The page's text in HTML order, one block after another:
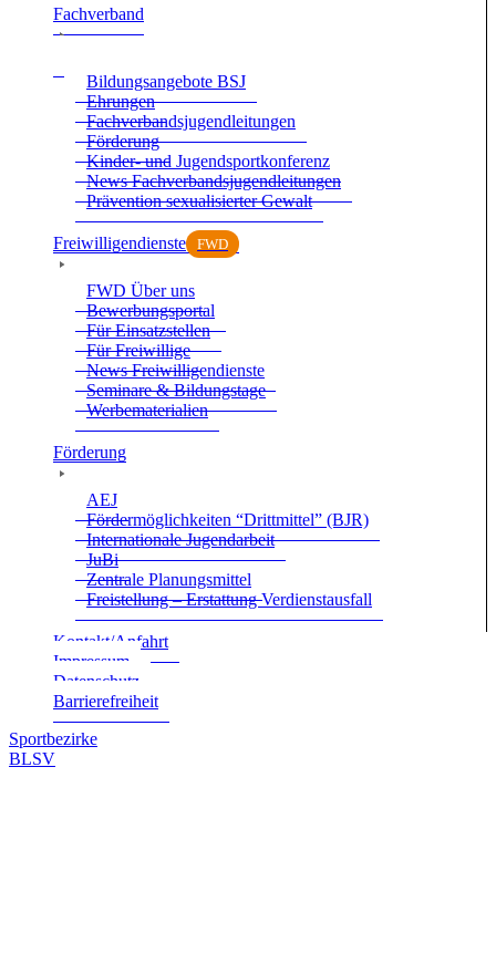
Fach­ver­band
Bil­dungs­an­ge­bote BSJ
Ehrun­gen
Fach­ver­bands­ju­gend­lei­tun­gen
För­de­rung
Kin­der- und Jugend­sport­kon­fe­renz
News Fach­ver­bands­ju­gend­lei­tun­gen
Prä­ven­tion sexua­li­sier­ter Gewalt
Frei­wil­li­gen­dienste FWD
FWD Über uns
Bewer­bungs­por­tal
Für Ein­satz­stel­len
Für Frei­wil­lige
News Frei­wil­li­gen­dienste
Semi­nare & Bil­dungs­tage
Wer­be­ma­te­ria­lien
För­de­rung
AEJ
För­der­mög­lich­kei­ten “Dritt­mit­tel” (BJR)
Inter­na­tio­nale Jugend­ar­beit
JuBi
Zen­trale Pla­nungs­mit­tel
Frei­stel­lung – Erstat­tung Ver­dienst­aus­fall
Kontakt/Anfahrt
Impres­sum
Daten­schutz
Bar­rie­re­frei­heit
Sportbezirke
BLSV